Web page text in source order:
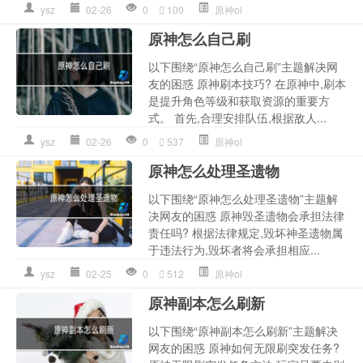
ysz 02-26 0 100 原神ol
原神怎么自己刷
以下围绕“原神怎么自己刷”主题解决网
友的困惑 原神刷本技巧? 在原神中,刷本
是提升角色等级和获取资源的重要方
式。 首先,合理安排队伍,根据敌人...
ysz 02-26 0 537 原神ol
原神怎么处理圣遗物
以下围绕“原神怎么处理圣遗物”主题解
决网友的困惑 原神毁圣遗物会承担法律
责任吗? 根据法律规定,毁坏神圣遗物属
于违法行为,毁坏者将会承担相应...
ysz 02-25 0 512 原神ol
原神副本怎么刷新
以下围绕“原神副本怎么刷新”主题解决
网友的困惑 原神如何无限刷突发任务?